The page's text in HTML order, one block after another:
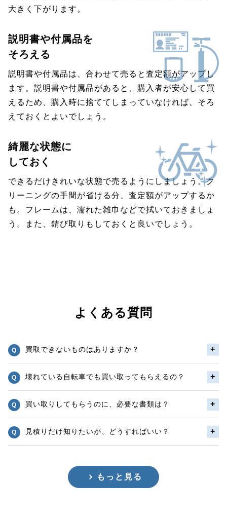
大きく下がります。
説明書や付属品を
そろえる
説明書や付属品は、合わせて売ると査定額がアップし
ます。説明書や付属品があると、購入者が安心して買
えるため、購入時に捨ててしまっていなければ、そろ
えておくとよいでしょう。
綺麗な状態に
しておく
できるだけきれいな状態で売るようにしましょう。ク
リーニングの手間が省ける分、査定額がアップするか
も。フレームは、濡れた雑巾などで拭いておきましょ
う。また、錆び取りもしておくと良いでしょう。
よくある質問
買取できないものはありますか？
壊れている自転車でも買い取ってもらえるの？
買い取りしてもらうのに、必要な書類は？
見積りだけ知りたいが、どうすればいい？
もっと見る